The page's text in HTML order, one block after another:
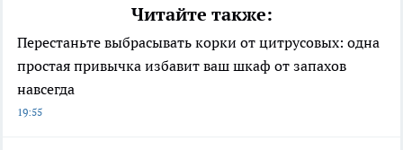
Читайте также:
Перестаньте выбрасывать корки от цитрусовых: одна
простая привычка избавит ваш шкаф от запахов
навсегда
19:55